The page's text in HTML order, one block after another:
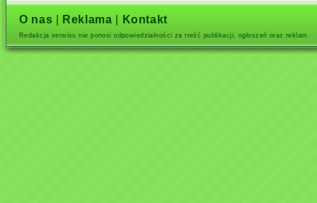
O nas Reklama Kontakt
Redakcja serwisu nie ponosi odpowiedzialności za treść publikacji, ogłoszeń oraz reklam.